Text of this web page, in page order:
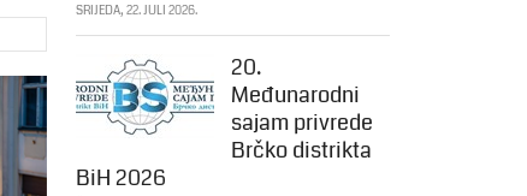
SRIJEDA, 22. JULI 2026.
20.
Međunarodni
sajam privrede
Brčko distrikta
BiH 2026